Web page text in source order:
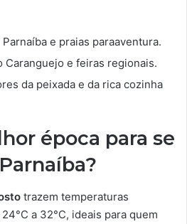
Parnaíba e praias paraaventura.
Caranguejo e feiras regionais.
da peixada e da rica cozinha
época para se
trazem temperaturas
a 32°C, ideais para quem